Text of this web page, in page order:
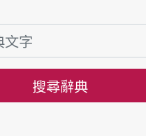
搜尋辭典